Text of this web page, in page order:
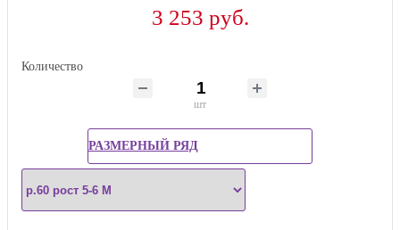
3 253 руб.
Количество
шт
РАЗМЕРНЫЙ РЯД